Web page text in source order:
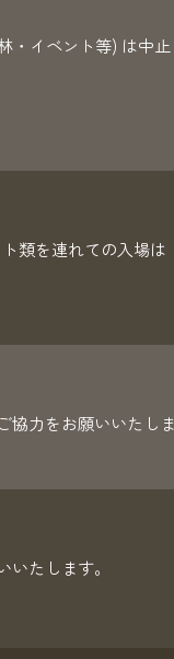
・イベント等) は中止
類を連れての入場は
協力をお願いいたしま
たします。